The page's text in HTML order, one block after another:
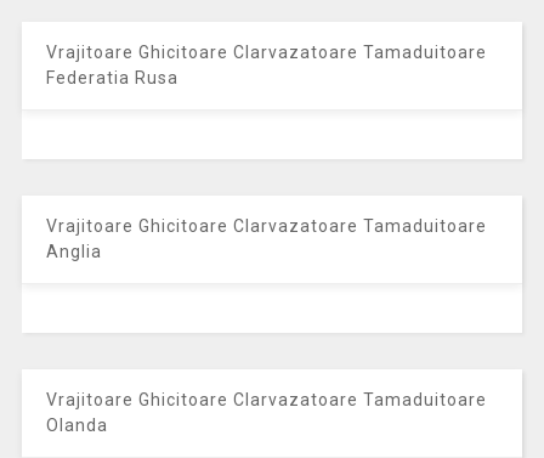
Vrajitoare Ghicitoare Clarvazatoare Tamaduitoare
Federatia Rusa
Vrajitoare Ghicitoare Clarvazatoare Tamaduitoare
Anglia
Vrajitoare Ghicitoare Clarvazatoare Tamaduitoare
Olanda